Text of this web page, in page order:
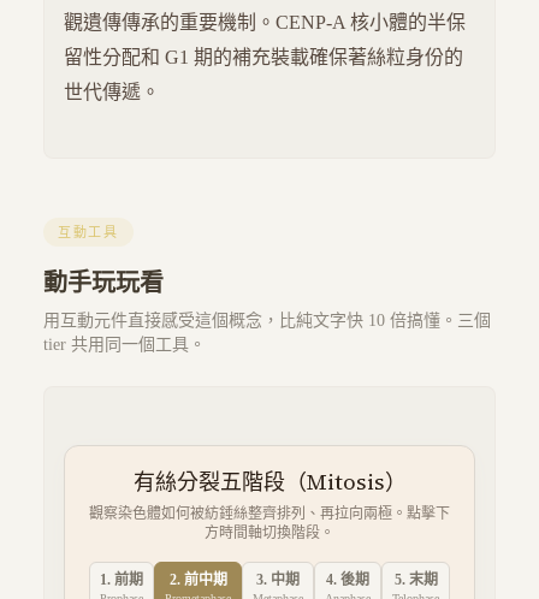
觀遺傳傳承的重要機制。CENP-A 核小體的半保
留性分配和 G1 期的補充裝載確保著絲粒身份的
世代傳遞。
互動工具
動手玩玩看
用互動元件直接感受這個概念，比純文字快 10 倍搞懂。三個
tier 共用同一個工具。
有絲分裂五階段（Mitosis）
觀察染色體如何被紡錘絲整齊排列、再拉向兩極。點擊下
方時間軸切換階段。
1. 前期 2. 前中期 3. 中期 4. 後期 5. 末期